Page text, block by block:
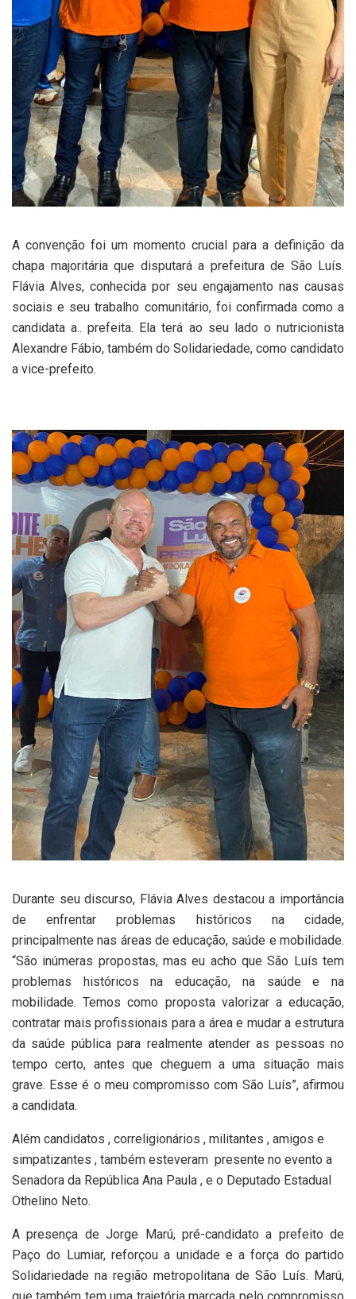
A convenção foi um momento crucial para a definição da
chapa majoritária que disputará a prefeitura de São Luís.
Flávia Alves, conhecida por seu engajamento nas causas
sociais e seu trabalho comunitário, foi confirmada como a
candidata a.. prefeita. Ela terá ao seu lado o nutricionista
Alexandre Fábio, também do Solidariedade, como candidato
a vice-prefeito.
Durante seu discurso, Flávia Alves destacou a importância
de enfrentar problemas históricos na cidade,
principalmente nas áreas de educação, saúde e mobilidade.
“São inúmeras propostas, mas eu acho que São Luís tem
problemas históricos na educação, na saúde e na
mobilidade. Temos como proposta valorizar a educação,
contratar mais profissionais para a área e mudar a estrutura
da saúde pública para realmente atender as pessoas no
tempo certo, antes que cheguem a uma situação mais
grave. Esse é o meu compromisso com São Luís”, afirmou
a candidata.
Além candidatos , correligionários , militantes , amigos e
simpatizantes , também esteveram presente no evento a
Senadora da República Ana Paula , e o Deputado Estadual
Othelino Neto.
A presença de Jorge Marú, pré-candidato a prefeito de
Paço do Lumiar, reforçou a unidade e a força do partido
Solidariedade na região metropolitana de São Luís. Marú,